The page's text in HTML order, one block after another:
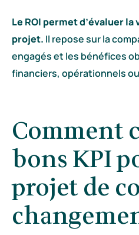
Le ROI permet d’évaluer
projet. Il repose sur la
engagés et les bénéfices
financiers, opérationnels
Comment
bons KPI
projet de